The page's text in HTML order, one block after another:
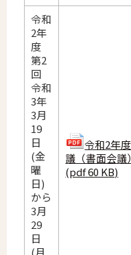
令和
2年
度
第2
回
令和
3年
3月
19
日
(金
曜
日)
から
3月
29
日
(月
令和2年
議（書面会議
(pdf 60 KB)